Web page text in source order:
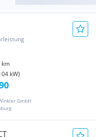
km
kW)
GmbH